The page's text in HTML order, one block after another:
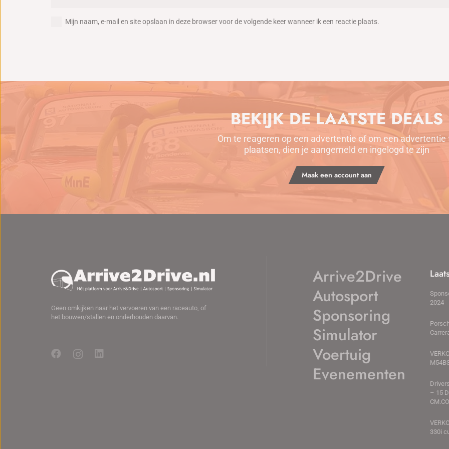
Mijn naam, e-mail en site opslaan in deze browser voor de volgende keer wanneer ik een reactie plaats.
BEKIJK DE LAATSTE DEALS
Om te reageren op een advertentie of om een advertentie
plaatsen, dien je aangemeld en ingelogd te zijn
Maak een account aan
Geen omkijken naar het vervoeren van een raceauto, of
het bouwen/stallen en onderhouden daarvan.
Arrive2Drive
Autosport
Sponsoring
Simulator
Voertuig
Evenementen
2024
– 15
330i